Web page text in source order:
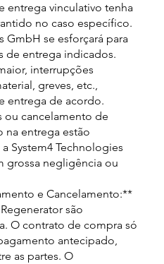
entrega vinculativo tenha
no caso específico.
GmbH se esforçará para
de entrega indicados.
interrupções
greves, etc.,
entrega de acordo.
ou cancelamento de
na entrega estão
System4 Technologies
grossa negligência ou
e Cancelamento:**
são
O contrato de compra só
antecipado,
as partes. O